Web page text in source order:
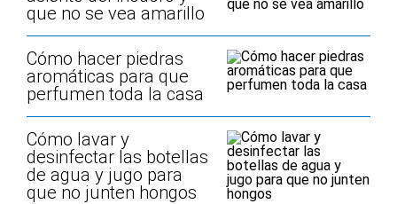
que no se vea amarillo
Cómo hacer piedras
aromáticas para que
perfumen toda la casa
Cómo lavar y
desinfectar las botellas
de agua y jugo para
que no junten hongos